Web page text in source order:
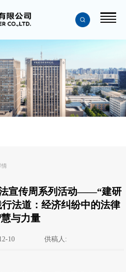
情
宣传周系列活动——“建研
法道：经济纠纷中的法律
与力量
10 供稿人: